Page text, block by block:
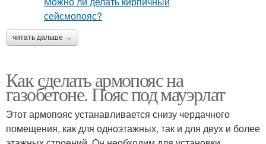
читать дальше →
Как сделать армопояс на
газобетоне. Пояс под мауэрлат
Этот армопояс устанавливается снизу чердачного
помещения, как для одноэтажных, так и для двух и более